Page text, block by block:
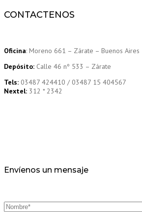
CONTACTENOS
Oficina: Moreno 661 – Zárate – Buenos Aires
Depósito: Calle 46 nº 533 – Zárate
Tels: 03487 424410 / 03487 15 404567
Nextel: 312 * 2342
Envíenos un mensaje